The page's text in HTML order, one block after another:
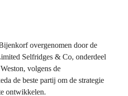
In januari 2011 werd de Bijenkorf overgenomen door de
Selfridges & Co, onderdeel
volgens de
de beste partij om de strategie
ontwikkelen.